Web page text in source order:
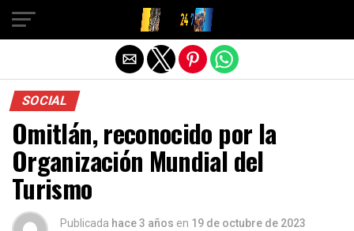
SOCIAL
Omitlán, reconocido por la
Organización Mundial del
Turismo
Publicada hace 3 años en 19 de octubre de 2023
Salir de la versión móvil